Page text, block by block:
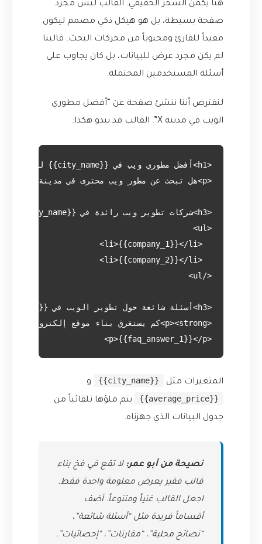
هنا يكمن السحر الحقيقي. القالب ليس مجرد
صفحة بسيطة، بل هو هيكل ذكي مصمم ليكون
مفيداً للقارئ ومحبوباً من محركات البحث. قالبنا
لم يكن مجرد عرض للبيانات، بل كان يجاوب على
أسئلة المستخدمين المحتملة.
لنفترض أننا ننشئ صفحة عن “أفضل مطوري
الويب في مدينة X”. القالب قد يبدو هكذا:
<p>{{faq_answer_1}}</p>
المتغيرات مثل {{city_name}}
و
{{average_price}}
يتم ملؤها تلقائياً من
جدول البيانات الذي جهزناه.
نصيحة من أبو عمر: لا تقع في فخ بناء
قالب فقير يعرض معلومة واحدة فقط.
اجعل القالب غنياً ومتنوعاً. أضف
أقساماً فريدة مثل “أسئلة شائعة”،
“نصائح محلية”، “مقارنات”، “إحصائيات”.